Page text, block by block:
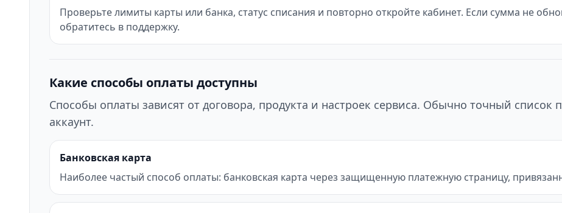
Проверьте лимиты карты или банка, статус списания и повторно откройте кабинет. Если сумма не
обратитесь в поддержку.
Какие способы оплаты доступны
Способы оплаты зависят от договора, продукта и настроек сервиса. Обычно точный список
аккаунт.
Банковская карта
Наиболее частый способ оплаты: банковская карта через защищенную платежную страницу,